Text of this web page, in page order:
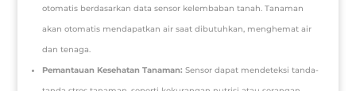
otomatis berdasarkan data sensor kelembaban tanah. Tanaman
akan otomatis mendapatkan air saat dibutuhkan, menghemat air
dan tenaga.
Pemantauan Kesehatan Tanaman: Sensor dapat mendeteksi tanda-